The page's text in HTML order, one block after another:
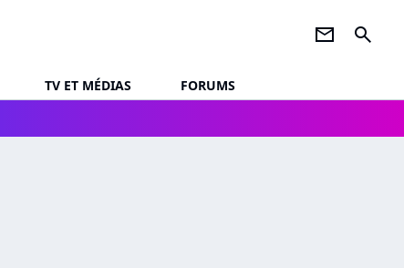
newsletter search
TV ET MÉDIAS
FORUMS